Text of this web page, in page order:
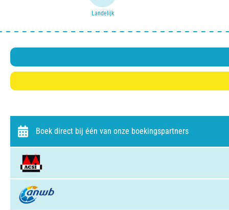
Landelijk
Boek direct bij één van onze boekingspartners